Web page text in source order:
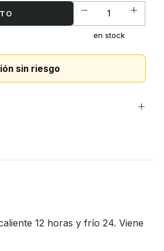
en stock
sin riesgo
12 horas y frío 24. Viene